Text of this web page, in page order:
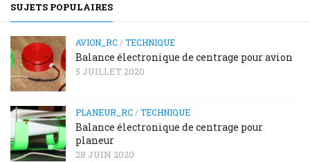
SUJETS POPULAIRES
AVION_RC /TECHNIQUE
Balance électronique de centrage pour avion
5 JUILLET 2020
PLANEUR_RC /TECHNIQUE
Balance électronique de centrage pour
planeur
28 JUIN 2020